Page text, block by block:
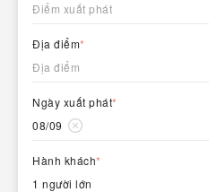
Điểm xuất phát
Địa điểm*
Địa điểm
Ngày xuất phát*
08/09
Hành khách*
1 người lớn